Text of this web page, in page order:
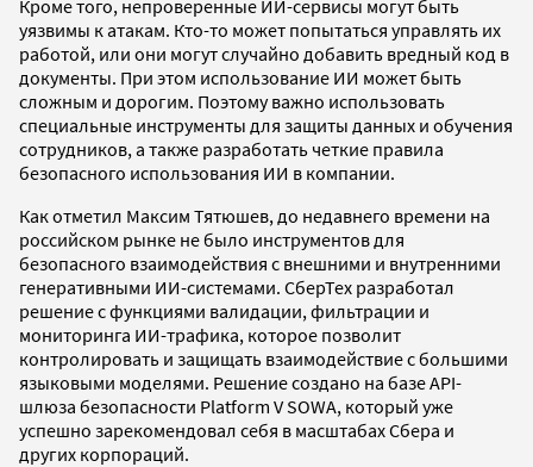
Кроме того, непроверенные ИИ-сервисы могут быть
уязвимы к атакам. Кто-то может попытаться управлять их
работой, или они могут случайно добавить вредный код в
документы. При этом использование ИИ может быть
сложным и дорогим. Поэтому важно использовать
специальные инструменты для защиты данных и обучения
сотрудников, а также разработать четкие правила
безопасного использования ИИ в компании.
Как отметил Максим Тятюшев, до недавнего времени на
российском рынке не было инструментов для
безопасного взаимодействия с внешними и внутренними
генеративными ИИ-системами. СберТех разработал
решение с функциями валидации, фильтрации и
мониторинга ИИ-трафика, которое позволит
контролировать и защищать взаимодействие с большими
языковыми моделями. Решение создано на базе API-
шлюза безопасности Platform V SOWA, который уже
успешно зарекомендовал себя в масштабах Сбера и
других корпораций.